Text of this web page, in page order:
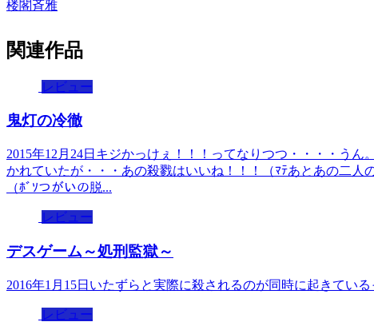
楼閣斉雅
関連作品
レビュー
鬼灯の冷徹
2015年12月24日キジかっけぇ！！！ってなりつつ・・・・う
かれていたが・・・あの殺戮はいいね！！！（ﾏﾃあとあの二
（ﾎﾞｿつがいの脱...
レビュー
デスゲーム～処刑監獄～
2016年1月15日いたずらと実際に殺されるのが同時に起きてい
レビュー